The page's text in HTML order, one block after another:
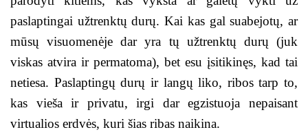
paslaptingai užtrenktų durų. Kai kas gal suabejotų, ar
mūsų visuomenėje dar yra tų užtrenktų durų (juk
viskas atvira ir permatoma), bet esu įsitikinęs, kad tai
netiesa. Paslaptingų durų ir langų liko, ribos tarp to,
kas vieša ir privatu, irgi dar egzistuoja nepaisant
virtualios erdvės, kuri šias ribas naikina.